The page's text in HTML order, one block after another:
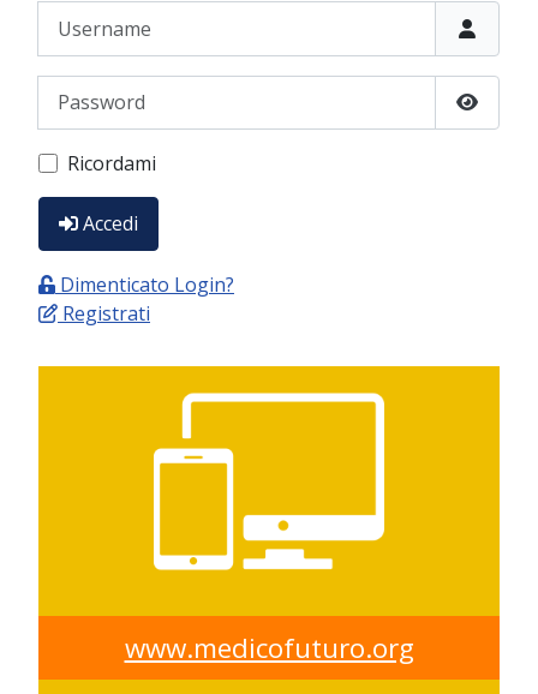
Username
Password
Show
Ricordami
Accedi
Dimenticato Login?
Registrati
www.medicofuturo.org